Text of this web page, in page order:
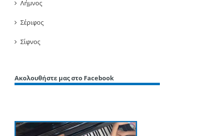
Λήμνος
Σέριφος
Σίφνος
Ακολουθήστε μας στο Facebook